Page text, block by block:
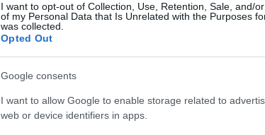
I want to opt-out of Collection, Use, Retention, Sale, and/
of my Personal Data that Is Unrelated with the Purposes
was collected.
Opted Out
Google consents
I want to allow Google to enable storage related to
web or device identifiers in apps.